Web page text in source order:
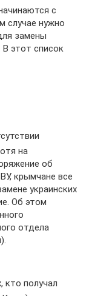
с
случае нужно
замены
этот список
на
об
крымчане все
украинских
Об этом
отдела
кто получал